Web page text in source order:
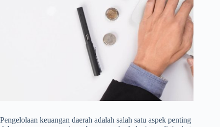
Pengelolaan keuangan daerah adalah salah satu aspek penting